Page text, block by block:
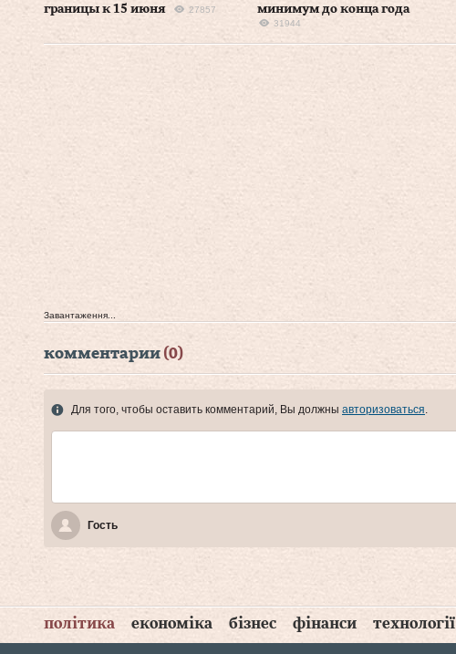
границы к 15 июня
27857
минимум до конца года
31944
Завантаження...
комментарии (0)
Для того, чтобы оставить комментарий, Вы должны авторизоваться
Гость
політика економіка бізнес фінанси технології